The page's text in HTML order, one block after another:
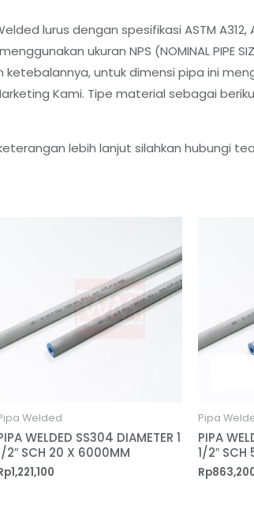
lurus dengan spesifikasi ASTM
ukuran NPS (NOMINAL
ketebalannya, untuk dimensi pipa ini
Kami. Tipe material sebagai berikut :
lebih lanjut silahkan hubungi
Welded
WELDED SS304 DIAMETER 1
2″ SCH 20 X 6000MM
1,221,100
Pipa
PIPA
1/2″
Rp